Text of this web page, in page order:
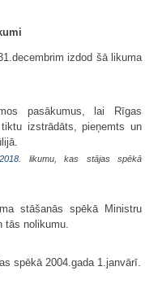
izdod šā likuma
pasākumus, lai Rīgas
izstrādāts, pieņemts un
. likumu, kas stājas spēkā
stāšanās spēkā Ministru
tās nolikumu.
spēkā 2004.gada 1.janvārī.